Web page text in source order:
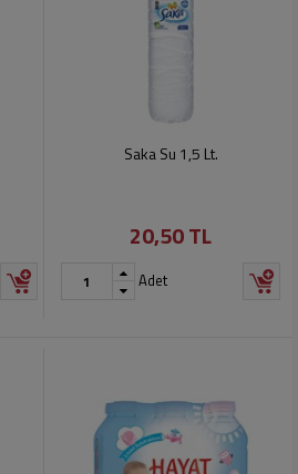
Saka Su 1,5 Lt.
20,50 TL
Adet